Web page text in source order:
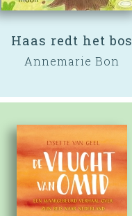
Haas redt het bos
Annemarie Bon